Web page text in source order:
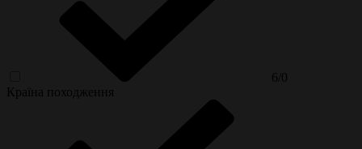
6/0
Країна походження